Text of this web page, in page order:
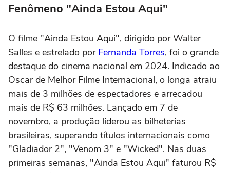
Fenômeno "Ainda Estou Aqui"
O filme "Ainda Estou Aqui", dirigido por Walter
Salles e estrelado por Fernanda Torres, foi o grande
destaque do cinema nacional em 2024. Indicado ao
Oscar de Melhor Filme Internacional, o longa atraiu
mais de 3 milhões de espectadores e arrecadou
mais de R$ 63 milhões. Lançado em 7 de
novembro, a produção liderou as bilheterias
brasileiras, superando títulos internacionais como
"Gladiador 2", "Venom 3" e "Wicked". Nas duas
primeiras semanas, "Ainda Estou Aqui" faturou R$